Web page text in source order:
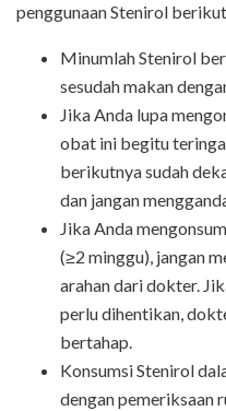
penggunaan Stenirol
Minumlah Stenirol
sesudah makan
Jika Anda lupa
obat ini begitu
berikutnya sudah
dan jangan
Jika Anda
(≥2 minggu), jangan
arahan dari dokter.
perlu dihentikan,
bertahap.
Konsumsi Stenirol
dengan pemeriksaan